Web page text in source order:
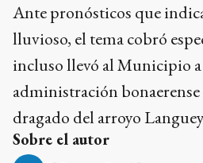
Ante pronósticos que
lluvioso, el tema cobró
incluso llevó al Municipio
administración
dragado del arroyo
Sobre el autor